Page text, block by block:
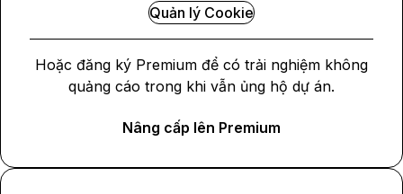
Quản lý Cookie
Hoặc đăng ký Premium để có trải nghiệm không
quảng cáo trong khi vẫn ủng hộ dự án.
Nâng cấp lên Premium